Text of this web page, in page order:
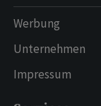
Werbung
Unternehmen
Impressum